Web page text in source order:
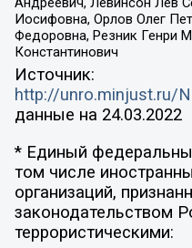
Иосифовна, Орлов Олег
Федоровна, Резник Генри
Константинович
Источник:
http://unro.minjust.ru/
данные на 24.03.2022
* Единый
том числе
организаций,
законодательством
террористическими: